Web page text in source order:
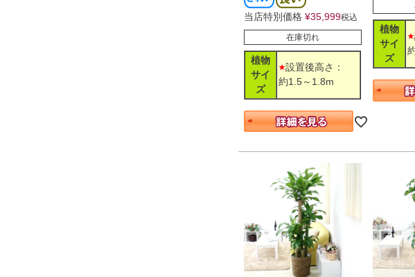
当店特別価格 ¥35,999税込
在庫切れ
植物
サイ
ズ
設置後高さ：
約1.5～1.8m
植物
サイ
ズ